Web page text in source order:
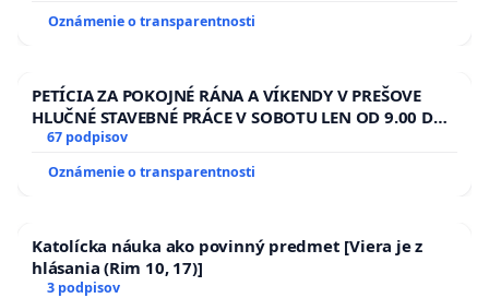
kanálov na Slovensku
Oznámenie o transparentnosti
PETÍCIA ZA POKOJNÉ RÁNA A VÍKENDY V PREŠOVE
HLUČNÉ STAVEBNÉ PRÁCE V SOBOTU LEN OD 9.00 DO
13.00 HOD., CEZ PRACOVNÝ TÝŽDEŇ CIEĽ 8.00 – 18.00
ĎUMBIERSKEJ/MAGU
67 podpisov
Oznámenie o transparentnosti
Katolícka náuka ako povinný predmet [Viera je z
hlásania (Rim 10, 17)]
3 podpisov